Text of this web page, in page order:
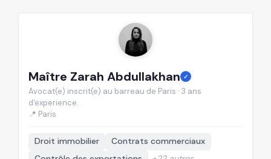
Maître Zarah Abdullakhan ✓
Avocat(e) inscrit(e) au barreau de Paris · 3 ans
d'experience.
📍 Paris
Droit immobilier
Contrats commerciaux